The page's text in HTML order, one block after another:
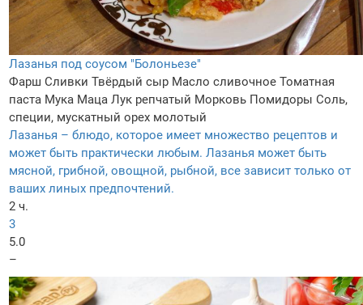
Лазанья под соусом "Болоньезе"
Фарш Сливки Твёрдый сыр Масло сливочное Томатная
паста Мука Маца Лук репчатый Морковь Помидоры Соль,
специи, мускатный орех молотый
Лазанья – блюдо, которое имеет множество рецептов и
может быть практически любым. Лазанья может быть
мясной, грибной, овощной, рыбной, все зависит только от
ваших линых предпочтений.
2 ч.
3
5.0
–